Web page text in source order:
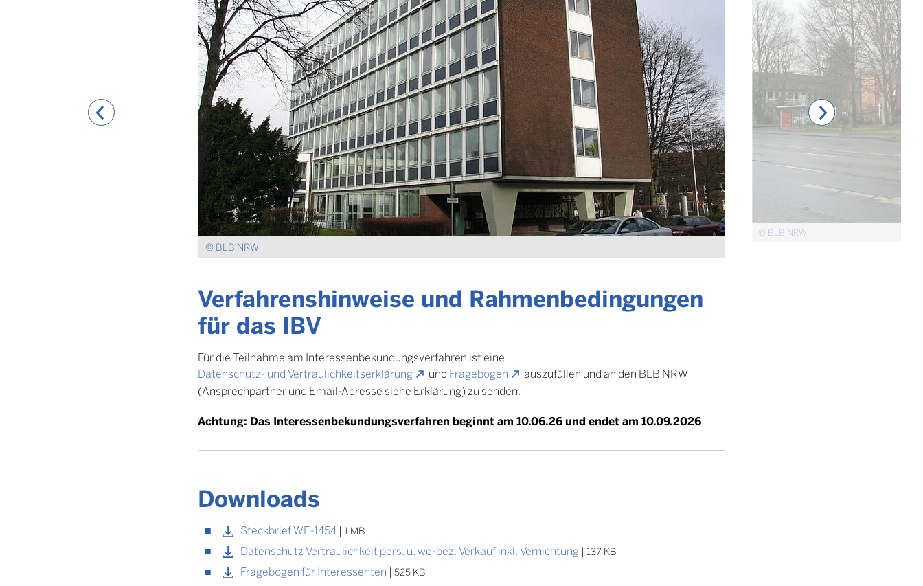
© BLB NRW
© BLB NRW
Verfahrenshinweise und Rahmenbedingungen
für das IBV
Für die Teilnahme am Interessenbekundungsverfahren ist eine
Datenschutz- und Vertraulichkeitserklärung
und Fragebogen
auszufüllen und an den BLB NRW
(Ansprechpartner und Email-Adresse siehe Erklärung) zu senden.
Achtung: Das Interessenbekundungsverfahren beginnt am 10.06.26 und endet am 10.09.2026
Downloads
Steckbrief WE-1454 | 1 MB
Datenschutz Vertraulichkeit pers. u. we-bez. Verkauf inkl. Vernichtung | 137 KB
Fragebogen für Interessenten | 525 KB